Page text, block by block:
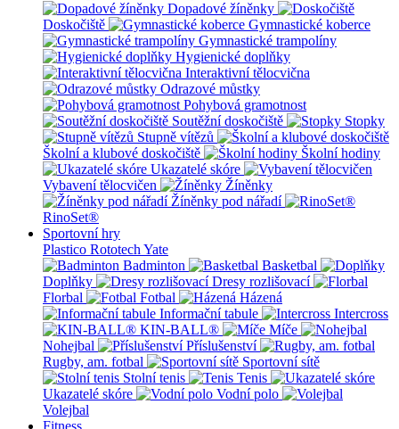
Dopadové žíněnky
Doskočiště
Gymnastické koberce
Gymnastické trampolíny
Hygienické doplňky
Interaktivní tělocvična
Odrazové můstky
Pohybová gramotnost
Soutěžní doskočiště
Stopky
Stupně vítězů
Školní a klubové doskočiště
Školní hodiny
Ukazatelé skóre
Vybavení tělocvičen
Žíněnky
Žíněnky pod nářadí
RinoSet®
Sportovní hry
Plastico Rototech Yate
Badminton
Basketbal
Doplňky
Dresy rozlišovací
Florbal
Fotbal
Házená
Informační tabule
Intercross
KIN-BALL®
Míče
Nohejbal
Příslušenství
Rugby, am. fotbal
Sportovní sítě
Stolní tenis
Tenis
Ukazatelé skóre
Vodní polo
Volejbal
Fitness